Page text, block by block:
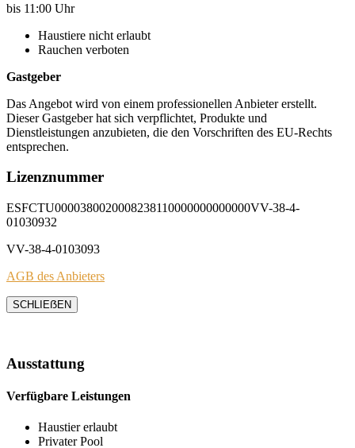
bis 11:00 Uhr
Haustiere nicht erlaubt
Rauchen verboten
Gastgeber
Das Angebot wird von einem professionellen Anbieter erstellt.
Dieser Gastgeber hat sich verpflichtet, Produkte und
Dienstleistungen anzubieten, die den Vorschriften des EU-Rechts
entsprechen.
Lizenznummer
ESFCTU0000380020008238110000000000000VV-38-4-
01030932
VV-38-4-0103093
AGB des Anbieters
SCHLIEẞEN
Ausstattung
Verfügbare Leistungen
Haustier erlaubt
Privater Pool